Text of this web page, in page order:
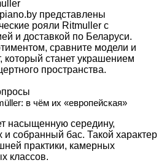
piano.by представлены
рояли Ritmuller с
и доставкой по Беларуси.
сравните модели и
который станет украшением
пространства.
в чём их «европейская»
насыщенную середину,
собранный бас. Такой характер
практики, камерных
классов.